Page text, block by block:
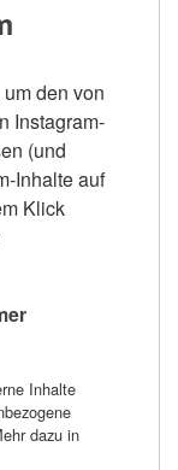
den von
Instagram-
(und
Inhalte auf
Klick
Inhalte
dazu in